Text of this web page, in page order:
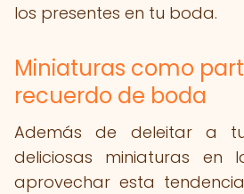
los presentes en tu boda.
Miniaturas como
recuerdo de boda
Además de deleitar a
deliciosas miniaturas en
aprovechar esta